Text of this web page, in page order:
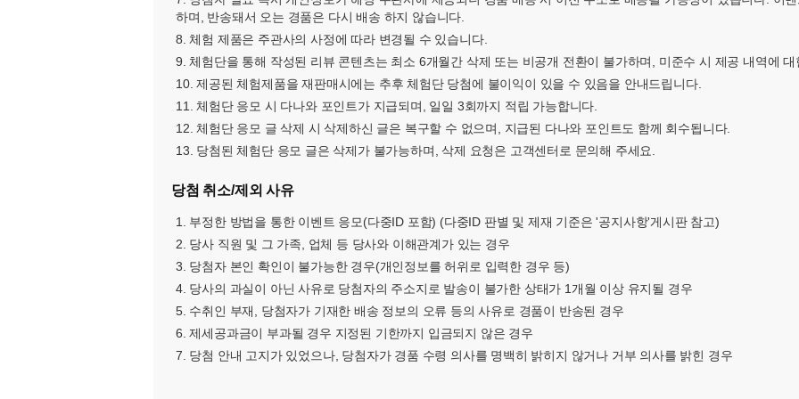
하며, 반송돼서 오는 경품은 다시 배송 하지 않습니다.
8. 체험 제품은 주관사의 사정에 따라 변경될 수 있습니다.
9. 체험단을 통해 작성된 리뷰 콘텐츠는 최소 6개월간 삭제 또는 비공개 전환이 불가하며, 미준수 시 제공 내역에
10. 제공된 체험제품을 재판매시에는 추후 체험단 당첨에 불이익이 있을 수 있음을 안내드립니다.
11. 체험단 응모 시 다나와 포인트가 지급되며, 일일 3회까지 적립 가능합니다.
12. 체험단 응모 글 삭제 시 삭제하신 글은 복구할 수 없으며, 지급된 다나와 포인트도 함께 회수됩니다.
13. 당첨된 체험단 응모 글은 삭제가 불가능하며, 삭제 요청은 고객센터로 문의해 주세요.
당첨 취소/제외 사유
1. 부정한 방법을 통한 이벤트 응모(다중ID 포함) (다중ID 판별 및 제재 기준은 '공지사항'게시판 참고)
2. 당사 직원 및 그 가족, 업체 등 당사와 이해관계가 있는 경우
3. 당첨자 본인 확인이 불가능한 경우(개인정보를 허위로 입력한 경우 등)
4. 당사의 과실이 아닌 사유로 당첨자의 주소지로 발송이 불가한 상태가 1개월 이상 유지될 경우
5. 수취인 부재, 당첨자가 기재한 배송 정보의 오류 등의 사유로 경품이 반송된 경우
6. 제세공과금이 부과될 경우 지정된 기한까지 입금되지 않은 경우
7. 당첨 안내 고지가 있었으나, 당첨자가 경품 수령 의사를 명백히 밝히지 않거나 거부 의사를 밝힌 경우